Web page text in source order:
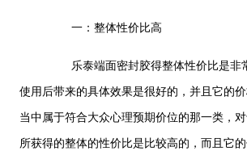
一：整体性价比高
乐泰端面密封胶得整体性价比是非
使用后带来的具体效果是很好的，并且它的
当中属于符合大众心理预期价位的那一类，
所获得的整体的性价比是比较高的，而且它